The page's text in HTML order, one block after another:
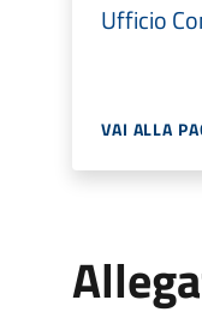
Ufficio
VAI ALLA